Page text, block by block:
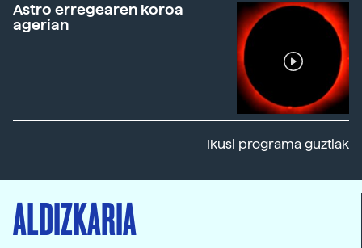
Astro erregearen koroa
agerian
Ikusi programa guztiak
ALDIZKARIA